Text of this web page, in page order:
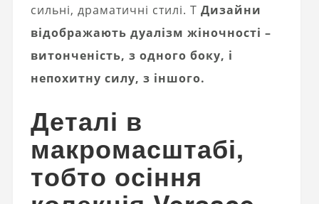
сильні, драматичні стилі. Т Дизайни
відображають дуалізм жіночності –
витонченість, з одного боку, і
непохитну силу, з іншого.
Деталі в
макромасштабі,
тобто осіння